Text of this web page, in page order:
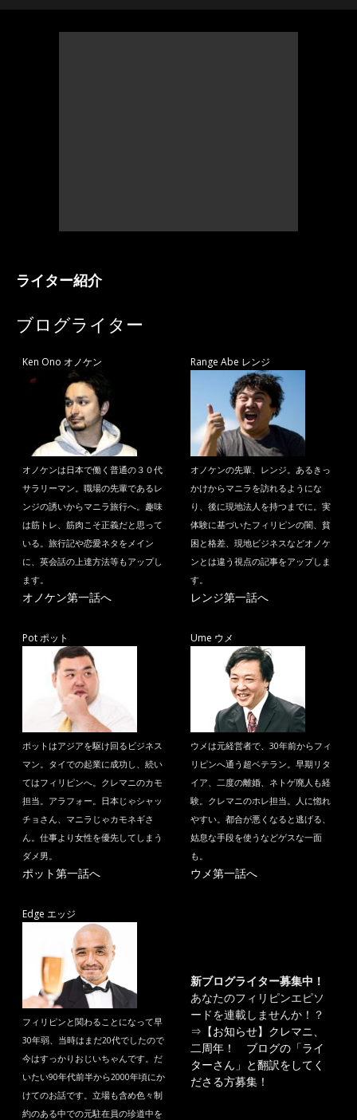
ライター紹介
ブログライター
Ken Ono オノケン
オノケンは日本で働く普通の３０代
サラリーマン。職場の先輩であるレ
ンジの誘いからマニラ旅行へ。趣味
は筋トレ、筋肉こそ正義だと思って
いる。旅行記や恋愛ネタをメイン
に、英会話の上達方法等もアップし
ます。
オノケン第一話へ
Range Abe レンジ
オノケンの先輩、レンジ。あるきっ
かけからマニラを訪れるようにな
り、後に現地法人を持つまでに。実
体験に基づいたフィリピンの闇、貧
困と格差、現地ビジネスなどオノケ
ンとは違う視点の記事をアップしま
す。
レンジ第一話へ
Pot ポット
ポットはアジアを駆け回るビジネス
マン。タイでの起業に成功し、続い
てはフィリピンへ。クレマニのカモ
担当。アラフォー。日本じゃシャッ
チョさん、マニラじゃカモネギさ
ん。仕事より女性を優先してしまう
ダメ男。
ポット第一話へ
Ume ウメ
ウメは元経営者で、30年前からフィ
リピンへ通う超ベテラン。早期リタ
イア、二度の離婚、ネトゲ廃人も経
験。クレマニのホレ担当。人に惚れ
やすい。都合が悪くなると逃げる、
姑息な手段を使うなどゲスな一面
も。
ウメ第一話へ
Edge エッジ
フィリピンと関わることになって早
30年弱、当時はまだ20代でしたので
今はすっかりおじいちゃんです。だ
いたい90年代前半から2000年頃にか
けてのお話です。立場も含め色々制
約のある中での元駐在員の珍道中を
新ブログライター募集中！
あなたのフィリピンエピソ
ードを連載しませんか！？
⇒ 【お知らせ】クレマニ、
二周年！ ブログの「ライ
ターさん」と翻訳をしてく
ださる方募集！